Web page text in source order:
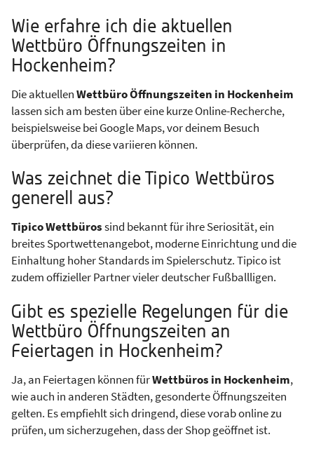
Wie erfahre ich die aktuellen
Wettbüro Öffnungszeiten in
Hockenheim?
Die aktuellenWettbüro Öffnungszeiten in Hockenheim
lassen sich am besten über eine kurze Online-Recherche,
beispielsweise bei Google Maps, vor deinem Besuch
überprüfen, da diese variieren können.
Was zeichnet die Tipico Wettbüros
generell aus?
Tipico Wettbürossind bekannt für ihre Seriosität, ein
breites Sportwettenangebot, moderne Einrichtung und die
Einhaltung hoher Standards im Spielerschutz. Tipico ist
zudem offizieller Partner vieler deutscher Fußballligen.
Gibt es spezielle Regelungen für die
Wettbüro Öffnungszeiten an
Feiertagen in Hockenheim?
Ja, an Feiertagen können fürWettbüros in Hockenheim,
wie auch in anderen Städten, gesonderte Öffnungszeiten
gelten. Es empfiehlt sich dringend, diese vorab online zu
prüfen, um sicherzugehen, dass der Shop geöffnet ist.